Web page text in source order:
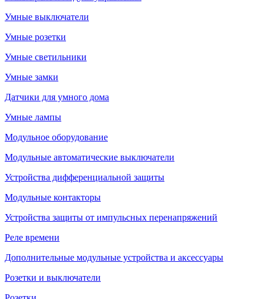
Умные выключатели
Умные розетки
Умные светильники
Умные замки
Датчики для умного дома
Умные лампы
Модульное оборудование
Модульные автоматические выключатели
Устройства дифференциальной защиты
Модульные контакторы
Устройства защиты от импульсных перенапряжений
Реле времени
Дополнительные модульные устройства и аксессуары
Розетки и выключатели